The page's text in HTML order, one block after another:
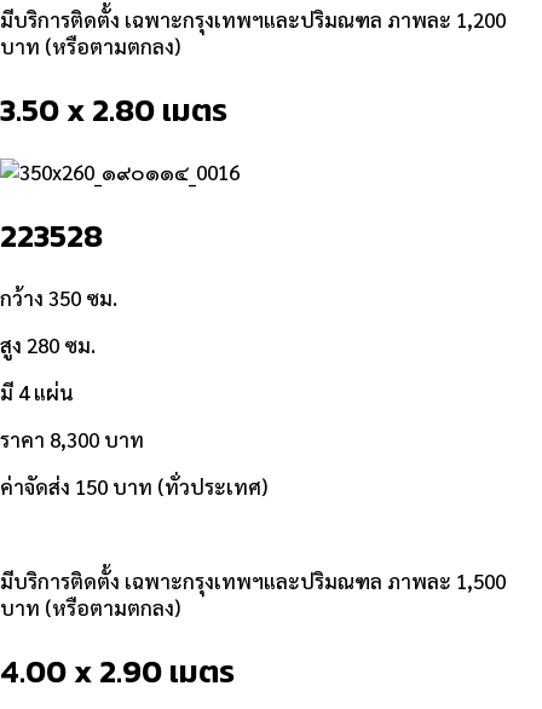
มีบริการติดตั้ง เฉพาะกรุงเทพฯและปริมณฑล ภาพละ 1,200
บาท (หรือตามตกลง)
3.50 x 2.80 เมตร
223528
กว้าง 350 ซม.
สูง 280 ซม.
มี 4 แผ่น
ราคา 8,300 บาท
ค่าจัดส่ง 150 บาท (ทั่วประเทศ)
มีบริการติดตั้ง เฉพาะกรุงเทพฯและปริมณฑล ภาพละ 1,500
บาท (หรือตามตกลง)
4.00 x 2.90 เมตร